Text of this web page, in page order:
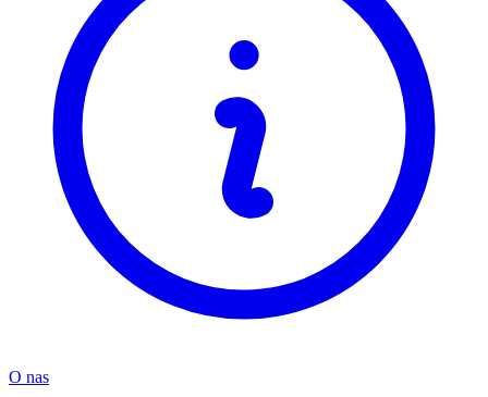
O nas